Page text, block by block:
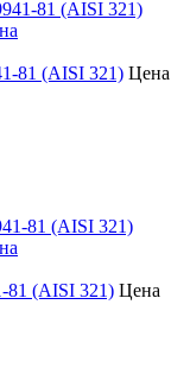
81 (AISI 321) Цена
81 (AISI 321) Цена